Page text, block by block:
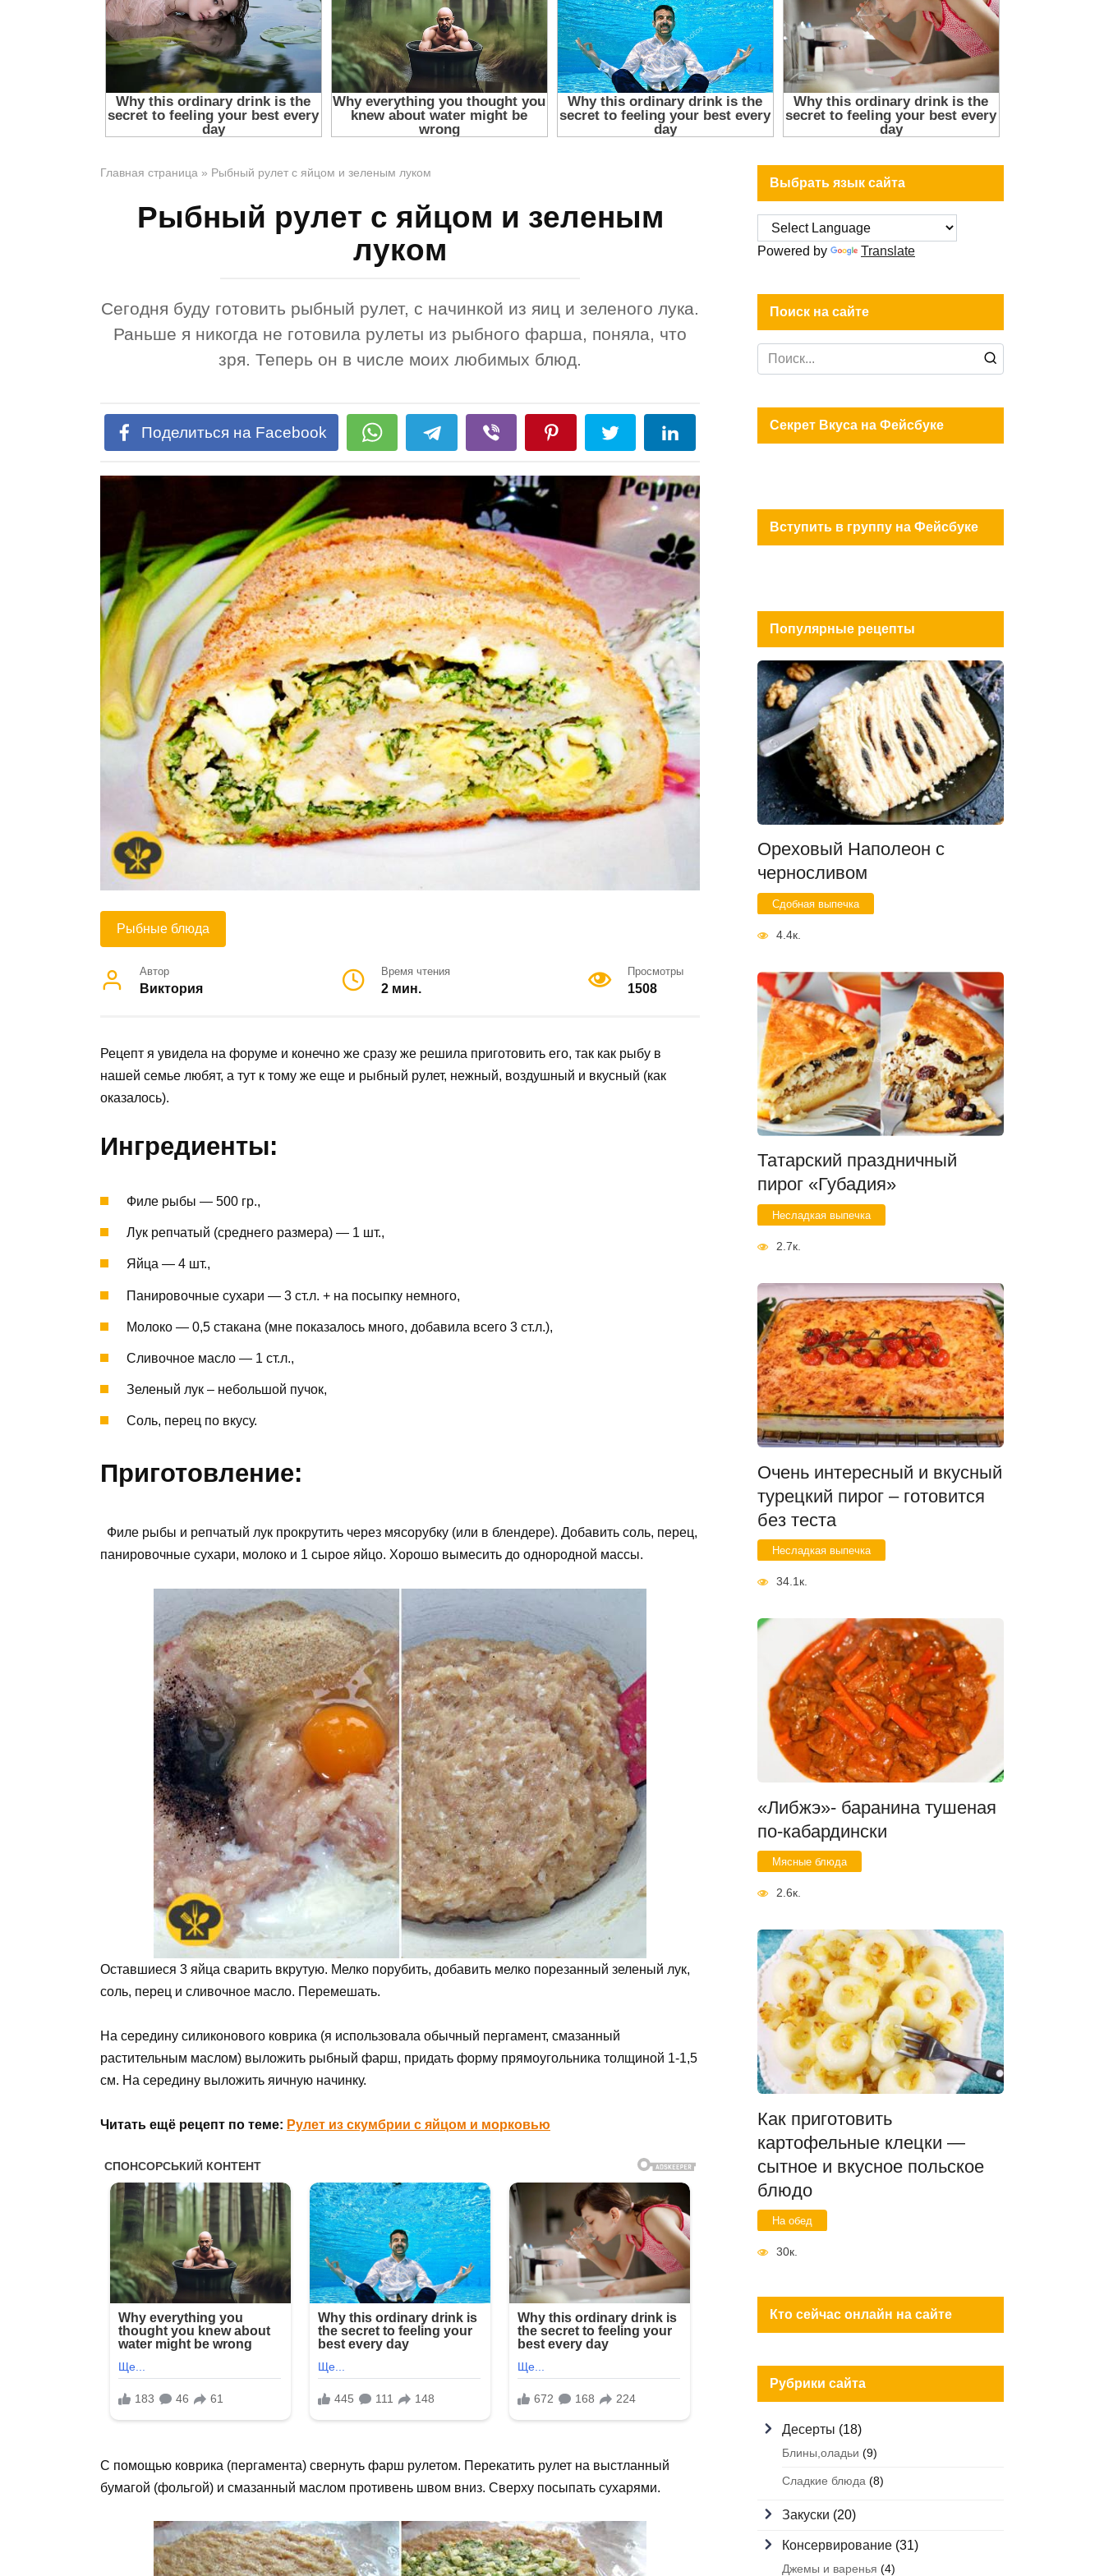
Главная страница » Рыбный рулет с яйцом и зеленым луком
Рыбный рулет с яйцом и зеленым
луком
Сегодня буду готовить рыбный рулет, с начинкой из яиц и зеленого лука.
Раньше я никогда не готовила рулеты из рыбного фарша, поняла, что
зря. Теперь он в числе моих любимых блюд.
Поделиться на Facebook
Рыбные блюда
Автор
Виктория
Время чтения
2 мин.
Просмотры
1508
Рецепт я увидела на форуме и конечно же сразу же решила приготовить его, так как рыбу в
нашей семье любят, а тут к тому же еще и рыбный рулет, нежный, воздушный и вкусный (как
оказалось).
Ингредиенты:
Филе рыбы — 500 гр.,
Лук репчатый (среднего размера) — 1 шт.,
Яйца — 4 шт.,
Панировочные сухари — 3 ст.л. + на посыпку немного,
Молоко — 0,5 стакана (мне показалось много, добавила всего 3 ст.л.),
Сливочное масло — 1 ст.л.,
Зеленый лук – небольшой пучок,
Соль, перец по вкусу.
Приготовление:
Филе рыбы и репчатый лук прокрутить через мясорубку (или в блендере). Добавить соль, перец,
панировочные сухари, молоко и 1 сырое яйцо. Хорошо вымесить до однородной массы.
Оставшиеся 3 яйца сварить вкрутую. Мелко порубить, добавить мелко порезанный зеленый лук,
соль, перец и сливочное масло. Перемешать.
На середину силиконового коврика (я использовала обычный пергамент, смазанный
растительным маслом) выложить рыбный фарш, придать форму прямоугольника толщиной 1-1,5
см. На середину выложить яичную начинку.
Читать ещё рецепт по теме: Рулет из скумбрии с яйцом и морковью
С помощью коврика (пергамента) свернуть фарш рулетом. Перекатить рулет на выстланный
бумагой (фольгой) и смазанный маслом противень швом вниз. Сверху посыпать сухарями.
Выбрать язык сайта
Powered by Translate
Поиск на сайте
Search
for:
Секрет Вкуса на Фейсбуке
Вступить в группу на Фейсбуке
Популярные рецепты
Ореховый Наполеон с
черносливом
Сдобная выпечка
4.4к.
Татарский праздничный
пирог «Губадия»
Несладкая выпечка
2.7к.
Очень интересный и вкусный
турецкий пирог – готовится
без теста
Несладкая выпечка
34.1к.
«Либжэ»- баранина тушеная
по-кабардински
Мясные блюда
2.6к.
Как приготовить
картофельные клецки —
сытное и вкусное польское
блюдо
На обед
30к.
Кто сейчас онлайн на сайте
Рубрики сайта
Десерты (18)
Блины,оладьи (9)
Сладкие блюда (8)
Закуски (20)
Консервирование (31)
Джемы и варенья (4)